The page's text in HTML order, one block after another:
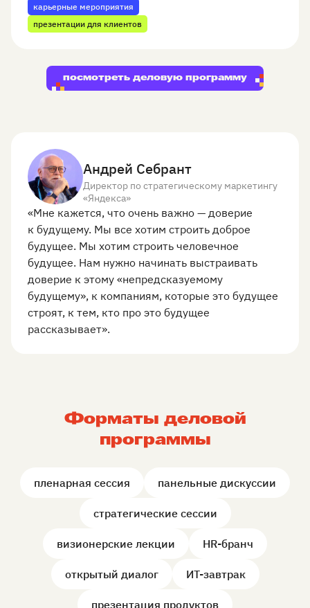
карьерные мероприятия
презентации для клиентов
посмотреть деловую программу
Андрей Себрант
Директор по стратегическому маркетингу
«Яндекса»
«Мне кажется, что очень важно — доверие
к будущему. Мы все хотим строить доброе
будущее. Мы хотим строить человечное
будущее. Нам нужно начинать выстраивать
доверие к этому «непредсказуемому
будущему», к компаниям, которые это будущее
строят, к тем, кто про это будущее
рассказывает».
Форматы деловой
программы
пленарная сессия панельные дискуссии
стратегические сессии
визионерские лекции HR-бранч
открытый диалог ИТ-завтрак
презентация продуктов